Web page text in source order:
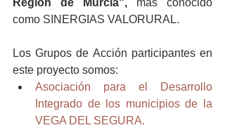
como SINERGIAS VALORURAL.
Los Grupos de Acción participantes en
este proyecto somos:
Asociación para el Desarrollo
Integrado de los municipios de la
VEGA DEL SEGURA.